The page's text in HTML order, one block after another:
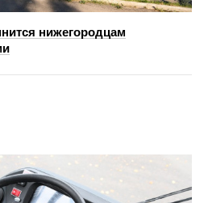
нижегородцам